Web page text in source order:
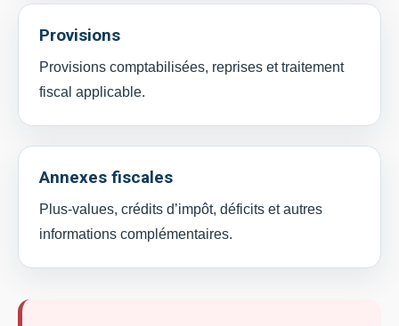
Provisions
Provisions comptabilisées, reprises et traitement
fiscal applicable.
Annexes fiscales
Plus-values, crédits d’impôt, déficits et autres
informations complémentaires.